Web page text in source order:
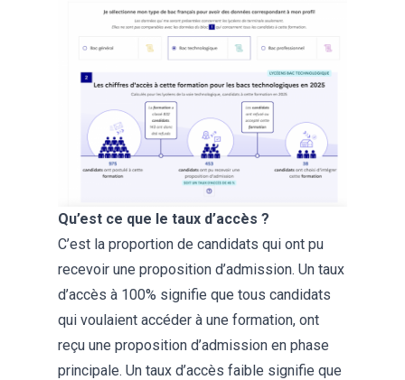
Qu’est ce que le taux d’accès ?
C’est la proportion de candidats qui ont pu
recevoir une proposition d’admission. Un taux
d’accès à 100% signifie que tous candidats
qui voulaient accéder à une formation, ont
reçu une proposition d’admission en phase
principale. Un taux d’accès faible signifie que